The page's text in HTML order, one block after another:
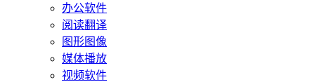
办公软件
阅读翻译
图形图像
媒体播放
视频软件